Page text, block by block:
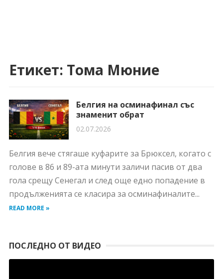
Етикет: Тома Мюние
Белгия на осминафинал със
знаменит обрат
02.07.2026
Белгия вече стягаше куфарите за Брюксел, когато с
голове в 86 и 89-ата минути заличи пасив от два
гола срещу Сенегал и след още едно попадение в
продълженията се класира за осминафиналите...
READ MORE »
ПОСЛЕДНО ОТ ВИДЕО